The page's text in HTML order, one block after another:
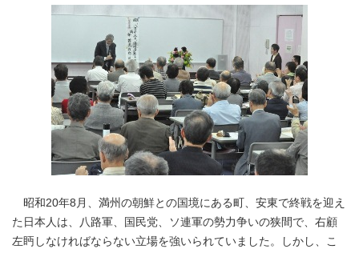
昭和20年8月、満州の朝鮮との国境にある町、安東で終戦を迎え
た日本人は、八路軍、国民党、ソ連軍の勢力争いの狭間で、右顧
左眄しなければならない立場を強いられていました。しかし、こ